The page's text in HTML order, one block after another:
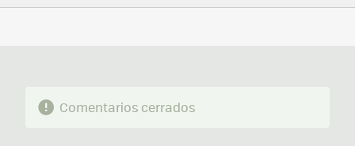
FACEBOOK
TWITTERFLIPBOARD
E-
WHATSAPP
Comentarios cerrados